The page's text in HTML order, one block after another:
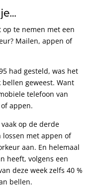
op te nemen met een
Mailen, appen of
had gesteld, was het
geweest. Want
telefoon van
appen.
op de derde
lossen met appen of
aan. En helemaal
heeft, volgens een
deze week zelfs 40 %
bellen.